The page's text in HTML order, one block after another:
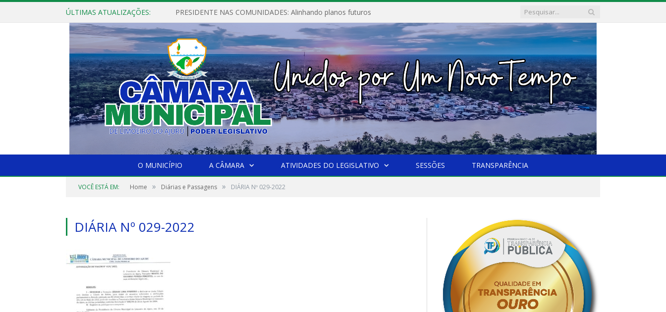
ÚLTIMAS ATUALIZAÇÕES: PRESIDENTE NAS COMUNIDADES: Alinhando planos futuros
O MUNICÍPIO A CÂMARA ATIVIDADES DO LEGISLATIVO SESSÕES TRANSPARÊNCIA
VOCÊ ESTÁ EM: Home » Diárias e Passagens » DIÁRIA Nº 029-2022
DIÁRIA Nº 029-2022